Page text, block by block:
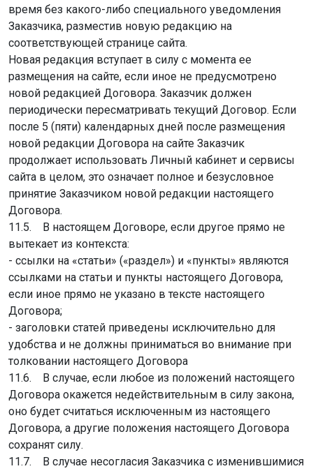
время без какого-либо специального уведомления
Заказчика, разместив новую редакцию на
соответствующей странице сайта.
Новая редакция вступает в силу с момента ее
размещения на сайте, если иное не предусмотрено
новой редакцией Договора. Заказчик должен
периодически пересматривать текущий Договор. Если
после 5 (пяти) календарных дней после размещения
новой редакции Договора на сайте Заказчик
продолжает использовать Личный кабинет и сервисы
сайта в целом, это означает полное и безусловное
принятие Заказчиком новой редакции настоящего
Договора.
11.5. В настоящем Договоре, если другое прямо не
вытекает из контекста:
- ссылки на «статьи» («раздел») и «пункты» являются
ссылками на статьи и пункты настоящего Договора,
если иное прямо не указано в тексте настоящего
Договора;
- заголовки статей приведены исключительно для
удобства и не должны приниматься во внимание при
толковании настоящего Договора
11.6. В случае, если любое из положений настоящего
Договора окажется недействительным в силу закона,
оно будет считаться исключенным из настоящего
Договора, а другие положения настоящего Договора
сохранят силу.
11.7. В случае несогласия Заказчика с изменившимися